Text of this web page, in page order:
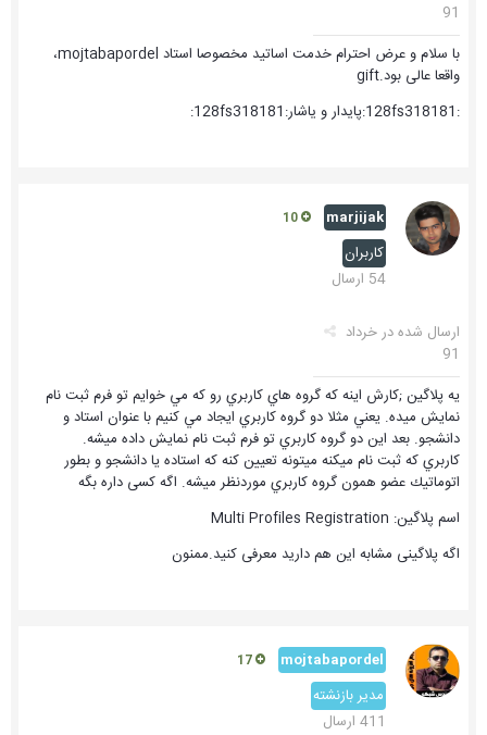
91
با سلام و عرض احترام خدمت اساتید مخصوصا استاد mojtabapordel،
واقعا عالی بود.gift
:128fs318181:پایدار و یاشار:128fs318181:
marjijak
کاربران
54 ارسال
ارسال شده درخرداد
91
يه پلاگين ;كارش اينه كه گروه هاي كاربري رو كه مي خوايم تو فرم ثبت نام
نمايش ميده. يعني مثلا دو گروه كاربري ايجاد مي كنيم با عنوان استاد و
دانشجو. بعد اين دو گروه كاربري تو فرم ثبت نام نمايش داده ميشه.
كاربري كه ثبت نام ميكنه ميتونه تعيين كنه كه استاده يا دانشجو و بطور
اتوماتيك عضو همون گروه كاربري موردنظر ميشه. اگه کسی داره بگه
اسم پلاگین: Multi Profiles Registration
اگه پلاگینی مشابه این هم دارید معرفی کنید.ممنون
mojtabapordel
مدیر بازنشته
411 ارسال